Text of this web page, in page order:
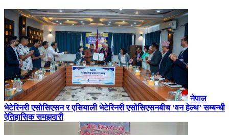
नेपाल
भेटेरिनरी एसोसिएसन र एसियाली भेटेरिनरी एसोसिएसनबीच ‘वन हेल्थ’ सम्बन्धी
ऐतिहासिक समझदारी